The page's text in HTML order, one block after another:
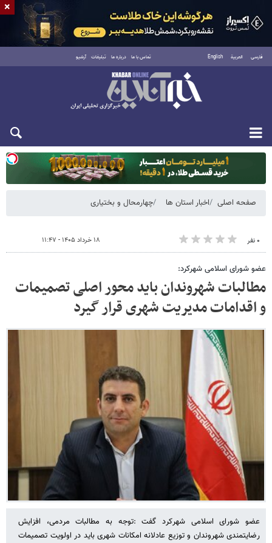
فارسی العربية English تماس با ما درباره ما تبلیغات آرشیو
دوشنبه ۱۹ مرداد ۱۴۰۵
صفحه اصلی اخبار استان ها چهارمحال و بختیاری
۰ نفر ۱۸ خرداد ۱۴۰۵ - ۱۱:۴۷
عضو شورای اسلامی شهرکرد:
مطالبات شهروندان باید محور اصلی تصمیمات
و اقدامات مدیریت شهری قرار گیرد
عضو شورای اسلامی شهرکرد گفت :توجه به مطالبات مردمی، افزایش
رضایتمندی شهروندان و توزیع عادلانه امکانات شهری باید در اولویت تصمیمات
×